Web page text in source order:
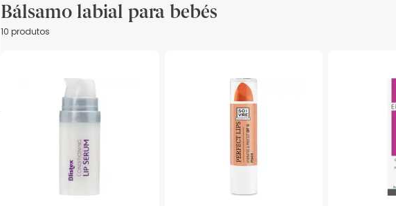
Bálsamo labial para bebés
10 produtos